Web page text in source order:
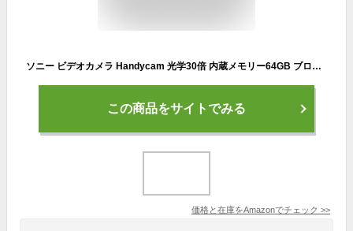
ソニー ビデオカメラ Handycam 光学30倍 内蔵メモリー64GB ブロンズブラウンHDR-CX680 TI
この商品をサイトでみる
価格と在庫をAmazonでチェック >>